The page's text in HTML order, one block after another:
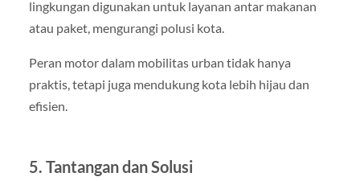
lingkungan digunakan untuk layanan antar makanan
atau paket, mengurangi polusi kota.
Peran motor dalam mobilitas urban tidak hanya
praktis, tetapi juga mendukung kota lebih hijau dan
efisien.
5. Tantangan dan Solusi